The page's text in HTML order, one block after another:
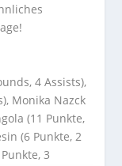
4 Assists),
Monika Nazck
(11 Punkte,
(6 Punkte, 2
3